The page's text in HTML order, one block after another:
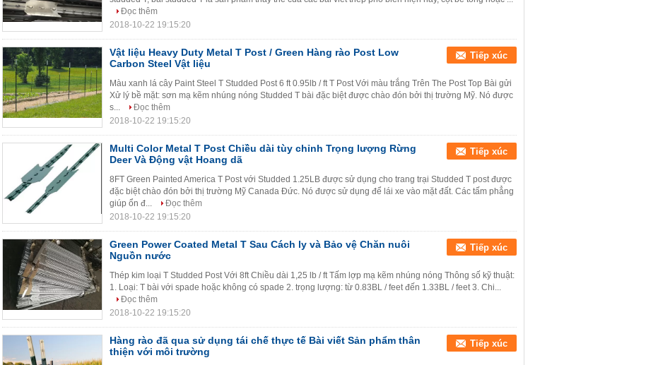
Đọc thêm
2018-10-22 19:15:20
Vật liệu Heavy Duty Metal T Post / Green Hàng rào Post Low
Carbon Steel Vật liệu
Tiếp xúc
Màu xanh lá cây Paint Steel T Studded Post 6 ft 0.95lb / ft T Post Với ​​màu trắng Trên The Post Top Bài gửi
Xử lý bề mặt: sơn mạ kẽm nhúng nóng Studded T bài đặc biệt được chào đón bởi thị trường Mỹ. Nó được
s...
Đọc thêm
2018-10-22 19:15:20
Multi Color Metal T Post Chiều dài tùy chỉnh Trọng lượng Rừng
Deer Và Động vật Hoang dã
Tiếp xúc
8FT Green Painted America T Post với Studded 1.25LB được sử dụng cho trang trại Studded T post được
đặc biệt chào đón bởi thị trường Mỹ Canada Đức. Nó được sử dụng để lái xe vào mặt đất. Các tấm phẳng
giúp ổn đ...
Đọc thêm
2018-10-22 19:15:20
Green Power Coated Metal T Sau Cách ly và Bảo vệ Chăn nuôi
Nguồn nước
Tiếp xúc
Thép kim loại T Studded Post Với ​​8ft Chiều dài 1,25 lb / ft Tấm lợp mạ kẽm nhúng nóng Thông số kỹ thuật:
1. Loại: T bài với spade hoặc không có spade 2. trọng lượng: từ 0.83BL / feet đến 1.33BL / feet 3. Chi...
Đọc thêm
2018-10-22 19:15:20
Hàng rào đã qua sử dụng tái chế thực tế Bài viết Sản phẩm thân
thiện với môi trường
Tiếp xúc